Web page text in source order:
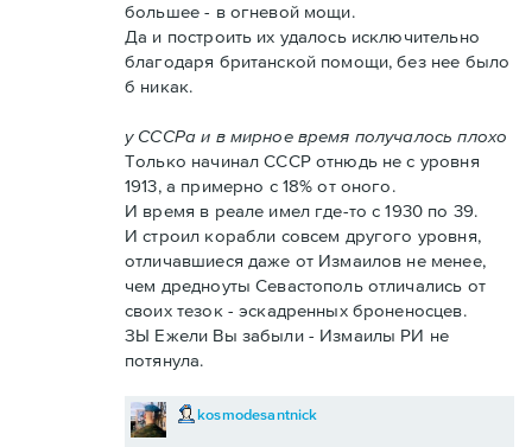
большее - в огневой мощи.
Да и построить их удалось исключительно
благодаря британской помощи, без нее было
б никак.
у СССРа и в мирное время получалось плохо
Только начинал СССР отнюдь не с уровня
1913, а примерно с 18% от оного.
И время в реале имел где-то с 1930 по 39.
И строил корабли совсем другого уровня,
отличавшиеся даже от Измаилов не менее,
чем дредноуты Севастополь отличались от
своих тезок - эскадренных броненосцев.
ЗЫ Ежели Вы забыли - Измаилы РИ не
потянула.
kosmodesantnick